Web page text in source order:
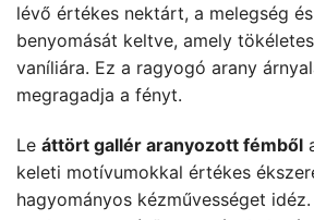
lévő értékes nektárt, a melegség
benyomását keltve, amely
vaníliára. Ez a ragyogó arany
megragadja a fényt.
Le áttört gallér aranyozott fémből
keleti motívumokkal értékes
hagyományos kézművességet idéz.